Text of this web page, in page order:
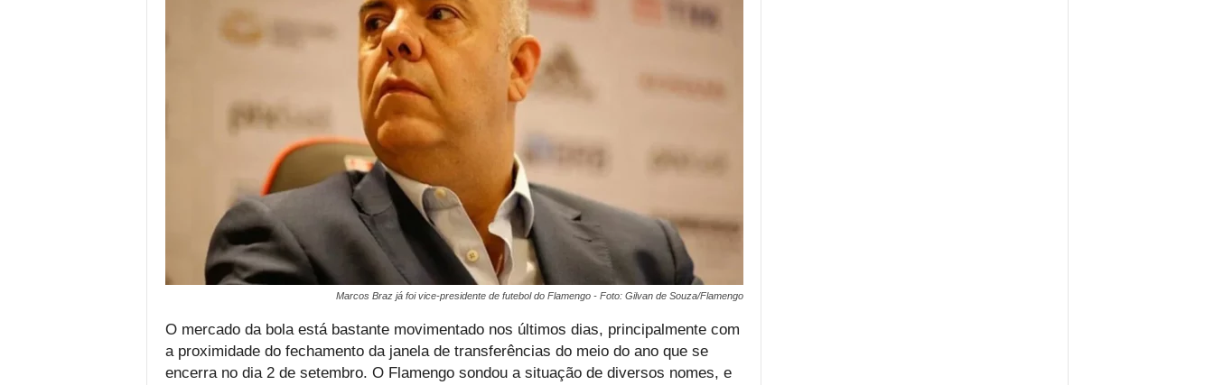
Marcos Braz já foi vice-presidente de futebol do Flamengo - Foto: Gilvan de Souza/Flamengo
O mercado da bola está bastante movimentado nos últimos dias, principalmente com
a proximidade do fechamento da janela de transferências do meio do ano que se
encerra no dia 2 de setembro. O Flamengo sondou a situação de diversos nomes, e